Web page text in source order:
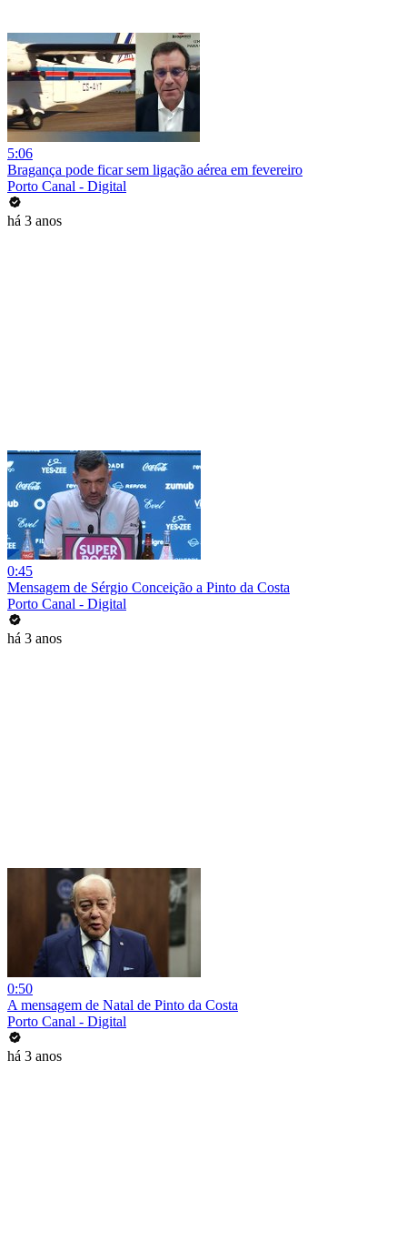
5:06
Bragança pode ficar sem ligação aérea em fevereiro
Porto Canal - Digital
há 3 anos
0:45
Mensagem de Sérgio Conceição a Pinto da Costa
Porto Canal - Digital
há 3 anos
0:50
A mensagem de Natal de Pinto da Costa
Porto Canal - Digital
há 3 anos